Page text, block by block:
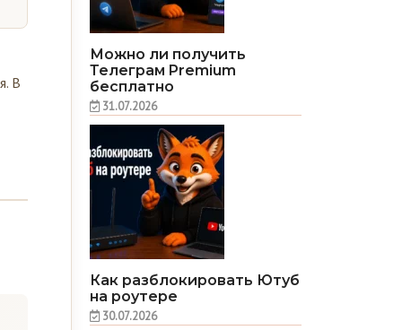
В
Можно ли получить
Телеграм Premium
бесплатно
31.07.2026
Как разблокировать Ютуб
на роутере
30.07.2026